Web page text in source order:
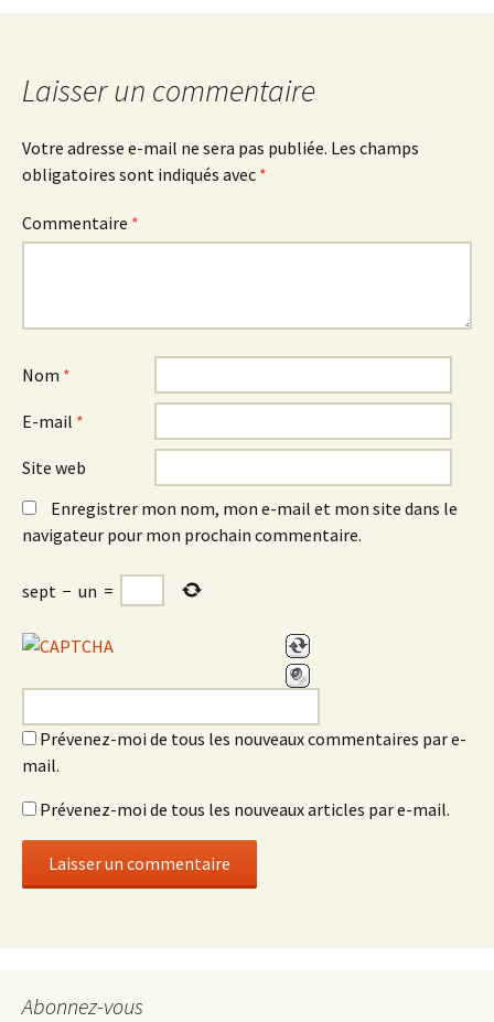
Laisser un commentaire
Votre adresse e-mail ne sera pas publiée. Les champs
obligatoires sont indiqués avec *
Commentaire *
Nom *
E-mail *
Site web
Enregistrer mon nom, mon e-mail et mon site dans le
navigateur pour mon prochain commentaire.
sept − un =
Prévenez-moi de tous les nouveaux commentaires par e-
mail.
Prévenez-moi de tous les nouveaux articles par e-mail.
Abonnez-vous